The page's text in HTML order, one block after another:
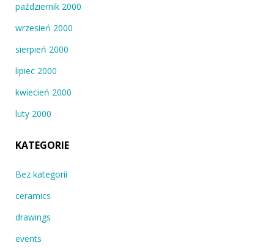
październik 2000
wrzesień 2000
sierpień 2000
lipiec 2000
kwiecień 2000
luty 2000
KATEGORIE
Bez kategorii
ceramics
drawings
events